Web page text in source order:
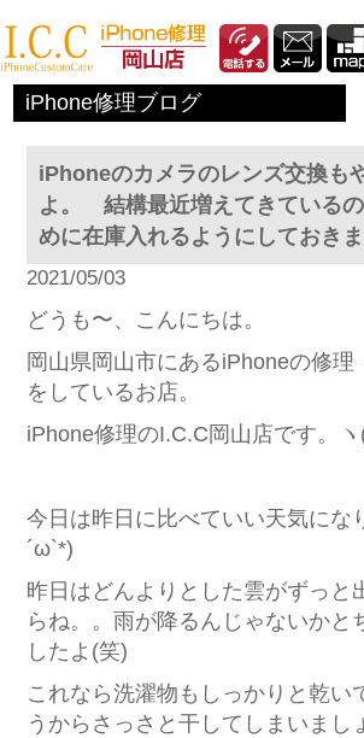
iPhone修理ブログ
iPhoneのカメラのレンズ交換も
よ。 結構最近増えてきている
めに在庫入れるようにしておき
2021/05/03
どうも〜、こんにちは。
岡山県岡山市にあるiPhoneの修理
をしているお店。
iPhone修理のI.C.C岡山店です。ヽ
今日は昨日に比べていい天気にな
´ω`*)
昨日はどんよりとした雲がずっと
らね。。雨が降るんじゃないかと
したよ(笑)
これなら洗濯物もしっかりと乾い
うからさっさと干してしまいまし